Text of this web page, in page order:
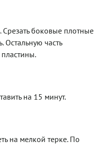
боковые плотные
Остальную часть
на 15 минут.
на мелкой терке. По